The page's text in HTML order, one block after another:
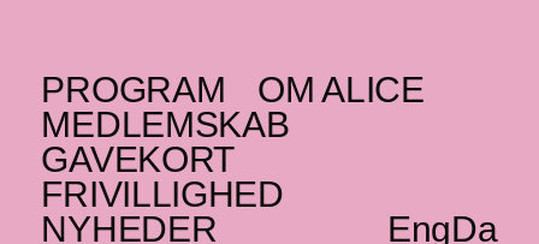
PROGRAM
OM ALICE
MEDLEMSKAB
GAVEKORT
FRIVILLIGHED
NYHEDER
Da
Eng
ONSDAG _01.04.26
ALICE TUNES IN: gab_i
DK+ Rasmus Weirup